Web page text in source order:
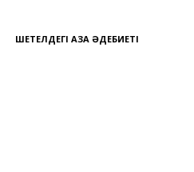
ШЕТЕЛДЕГІ ҚАЗАҚ ӘДЕБИЕТІ